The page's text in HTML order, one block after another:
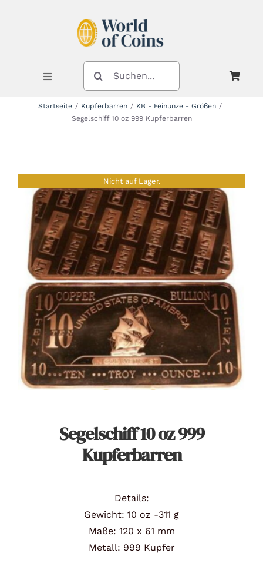
Toggle
Navigation
Kategorien
Neuheiten
Angebote
Über Uns
Kontakt
Warenkorb
SUCHE
NACH:
Startseite Kupferbarren
KB - Feinunze - Größen
Segelschiff 10 oz 999 Kupferbarren
Nicht auf Lager.
Segelschiff 10 oz 999
Kupferbarren
Details:
Gewicht: 10 oz -311 g
Maße: 120 x 61 mm
Metall: 999 Kupfer